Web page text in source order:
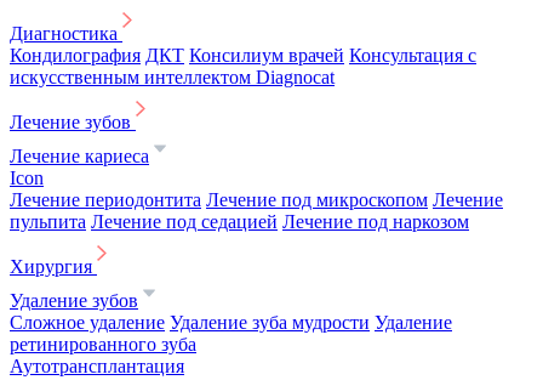
Диагностика
Кондилография ДКТ Консилиум врачей Консультация с
искусственным интеллектом Diagnocat
Лечение зубов
Лечение кариеса
Icon
Лечение периодонтита Лечение под микроскопом Лечение
пульпита Лечение под седацией Лечение под наркозом
Хирургия
Удаление зубов
Сложное удаление Удаление зуба мудрости Удаление
ретинированного зуба
Аутотрансплантация